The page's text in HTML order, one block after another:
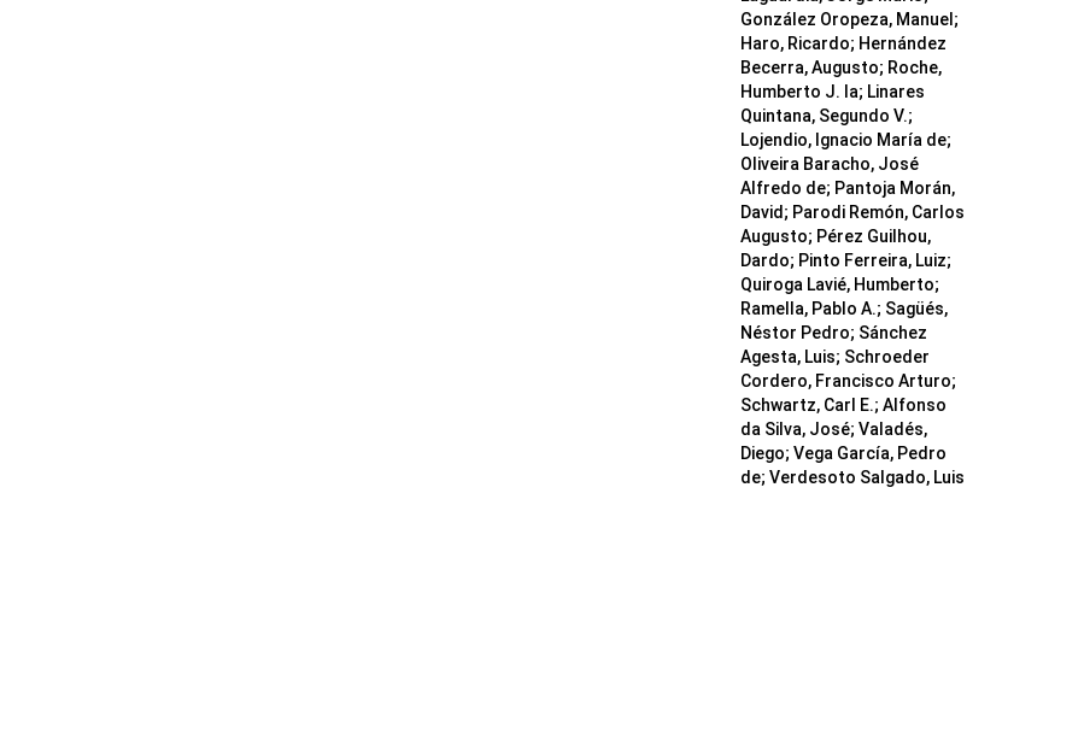
González Oropeza, Manuel;
Haro, Ricardo; Hernández
Becerra, Augusto; Roche,
Humberto J. la; Linares
Quintana, Segundo V.;
Lojendio, Ignacio María de;
Oliveira Baracho, José
Alfredo de; Pantoja Morán,
David; Parodi Remón, Carlos
Augusto; Pérez Guilhou,
Dardo; Pinto Ferreira, Luiz;
Quiroga Lavié, Humberto;
Ramella, Pablo A.; Sagüés,
Néstor Pedro; Sánchez
Agesta, Luis; Schroeder
Cordero, Francisco Arturo;
Schwartz, Carl E.; Alfonso
da Silva, José; Valadés,
Diego; Vega García, Pedro
de; Verdesoto Salgado, Luis